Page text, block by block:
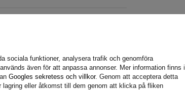
sociala funktioner, analysera trafik och genomföra
även för att anpassa annonser. Mer information finns i
Googles sekretess och villkor. Genom att acceptera detta
eller åtkomst till dem genom att klicka på fliken